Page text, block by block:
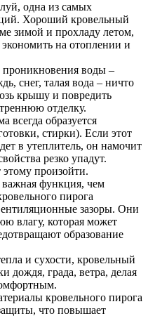
одна из самых
Хороший кровельный
зимой и прохладу летом,
на отоплении и
проникновения воды –
снег, талая вода – ничто
крышу и повредить
отделку.
всегда образуется
стирки). Если этот
в утеплитель, он намочит
резко упадут.
этому произойти.
функция, чем
пирога
зазоры. Они
влагу, которая может
образование
и сухости, кровельный
дождя, града, ветра, делая
кровельного пирога
что повышает